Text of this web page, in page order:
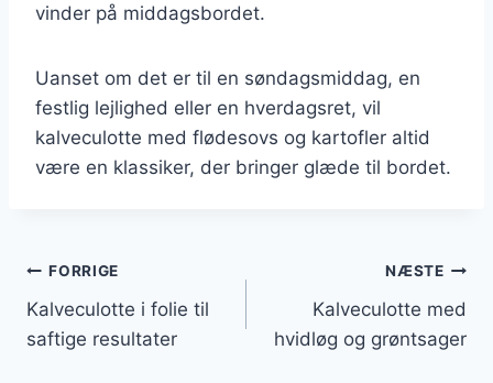
vinder på middagsbordet.
Uanset om det er til en søndagsmiddag, en
festlig lejlighed eller en hverdagsret, vil
kalveculotte med flødesovs og kartofler altid
være en klassiker, der bringer glæde til bordet.
Indlægsnavigation
FORRIGE
Kalveculotte i folie til
saftige resultater
NÆSTE
Kalveculotte med
hvidløg og grøntsager